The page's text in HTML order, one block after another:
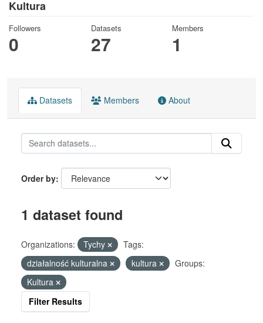
Kultura
Followers
0
Datasets
27
Members
1
Datasets Members About
Order by
1 dataset found
Organizations: Tychy
Tags:
działalność kulturalna
kultura
Groups:
Kultura
Filter Results